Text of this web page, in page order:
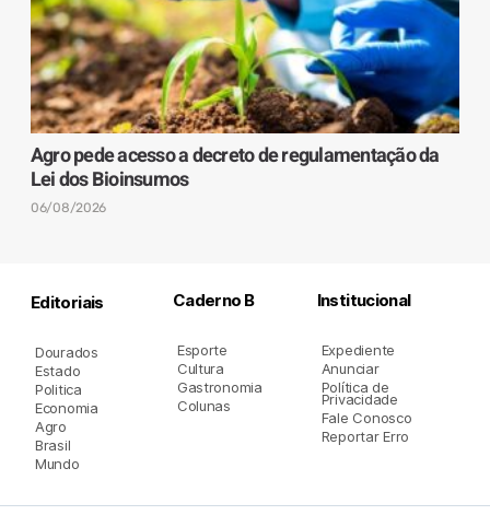
Agro pede acesso a decreto de regulamentação da
Lei dos Bioinsumos
06/08/2026
Editoriais
Dourados
Estado
Politica
Economia
Agro
Brasil
Mundo
Caderno B
Esporte
Cultura
Gastronomia
Colunas
Institucional
Expediente
Anunciar
Política de
Privacidade
Fale Conosco
Reportar Erro